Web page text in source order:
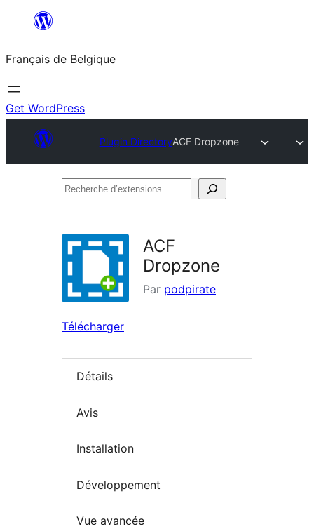
contenu
Français de Belgique
Get WordPress
Plugin DirectoryACF Dropzone
Recherche
ACF
Dropzone
Par podpirate
Télécharger
Détails
Avis
Installation
Développement
Vue avancée